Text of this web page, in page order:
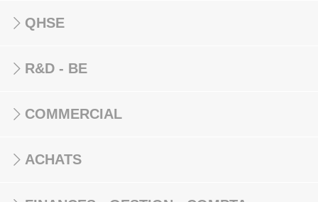
QHSE
R&D - BE
COMMERCIAL
ACHATS